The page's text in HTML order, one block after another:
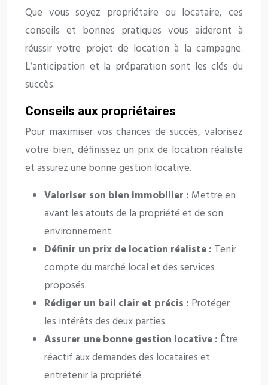
Que vous soyez propriétaire ou locataire, ces
conseils et bonnes pratiques vous aideront à
réussir votre projet de location à la campagne.
L’anticipation et la préparation sont les clés du
succès.
Conseils aux propriétaires
Pour maximiser vos chances de succès, valorisez
votre bien, définissez un prix de location réaliste
et assurez une bonne gestion locative.
Valoriser son bien immobilier : Mettre en
avant les atouts de la propriété et de son
environnement.
Définir un prix de location réaliste : Tenir
compte du marché local et des services
proposés.
Rédiger un bail clair et précis : Protéger
les intérêts des deux parties.
Assurer une bonne gestion locative : Être
réactif aux demandes des locataires et
entretenir la propriété.